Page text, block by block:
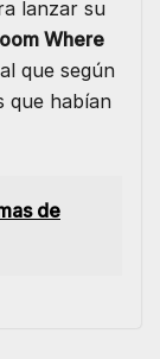
lanzar su
Where
que según
que habían
de